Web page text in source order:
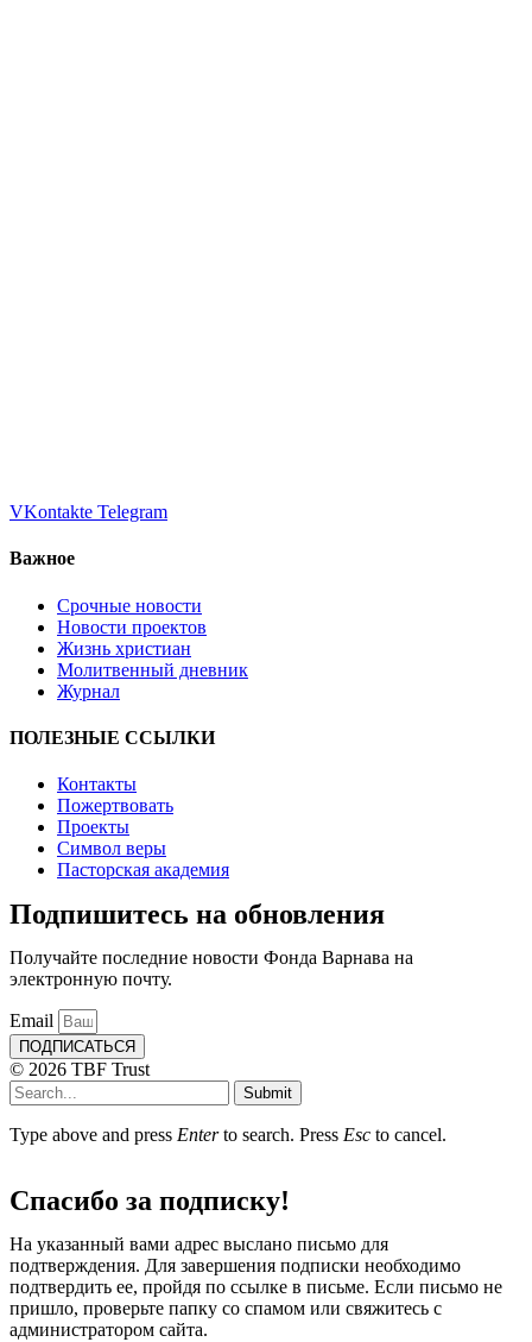
VKontakte Telegram
Важное
Срочные новости
Новости проектов
Жизнь христиан
Молитвенный дневник
Журнал
ПОЛЕЗНЫЕ ССЫЛКИ
Контакты
Пожертвовать
Проекты
Символ веры
Пасторская академия
Подпишитесь на обновления
Получайте последние новости Фонда Варнава на
электронную почту.
Email
ПОДПИСАТЬСЯ
© 2026 TBF Trust
Submit
Type above and press Enterto search. Press Esc to cancel.
Спасибо за подписку!
На указанный вами адрес выслано письмо для
подтверждения. Для завершения подписки необходимо
подтвердить ее, пройдя по ссылке в письме. Если письмо не
пришло, проверьте папку со спамом или свяжитесь с
администратором сайта.